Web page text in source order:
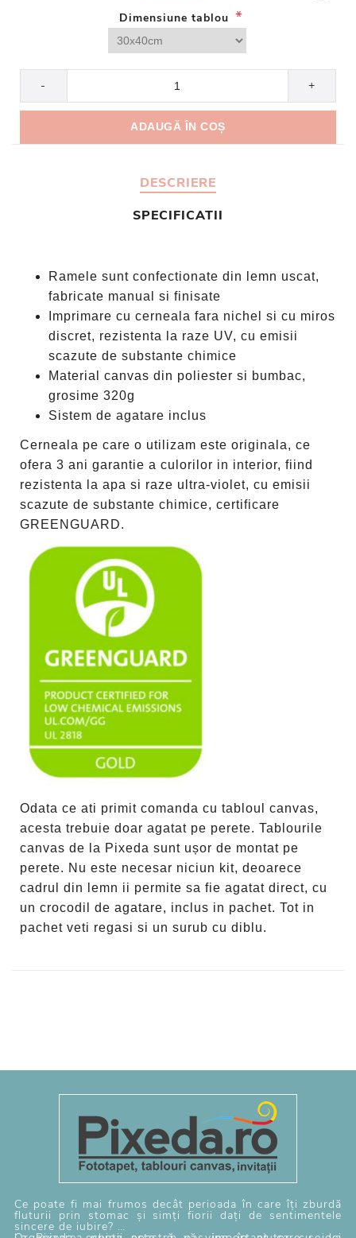
Dimensiune tablou *
- +
DESCRIERE
SPECIFICATII
Ramele sunt confectionate din lemn uscat,
fabricate manual si finisate
Imprimare cu cerneala fara nichel si cu miros
discret, rezistenta la raze UV, cu emisii
scazute de substante chimice
Material canvas din poliester si bumbac,
grosime 320g
Sistem de agatare inclus
Cerneala pe care o utilizam este originala, ce
ofera 3 ani garantie a culorilor in interior, fiind
rezistenta la apa si raze ultra-violet, cu emisii
scazute de substante chimice, certificare
GREENGUARD.
Odata ce ati primit comanda cu tabloul canvas,
acesta trebuie doar agatat pe perete. Tablourile
canvas de la Pixeda sunt ușor de montat pe
perete. Nu este necesar niciun kit, deoarece
cadrul din lemn ii permite sa fie agatat direct, cu
un crocodil de agatare, inclus in pachet. Tot in
pachet veti regasi si un surub cu diblu.
Ce poate fi mai frumos decât perioada în care îți zburdă
fluturii prin stomac și simți fiorii dați de sentimentele
sincere de iubire?